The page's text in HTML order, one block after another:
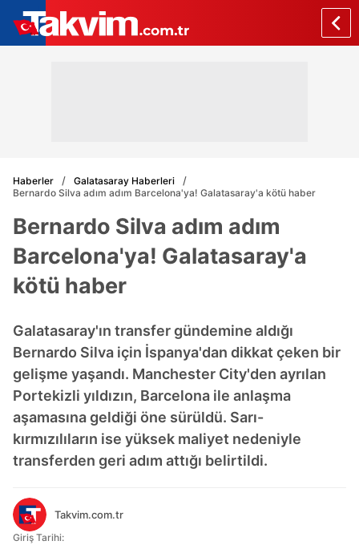
Haberler
Galatasaray Haberleri
Bernardo Silva adım adım Barcelona'ya! Galatasaray'a kötü haber
Bernardo Silva adım adım
Barcelona'ya! Galatasaray'a
kötü haber
Galatasaray'ın transfer gündemine aldığı
Bernardo Silva için İspanya'dan dikkat çeken bir
gelişme yaşandı. Manchester City'den ayrılan
Portekizli yıldızın, Barcelona ile anlaşma
aşamasına geldiği öne sürüldü. Sarı-
kırmızılıların ise yüksek maliyet nedeniyle
transferden geri adım attığı belirtildi.
Takvim.com.tr
Giriş Tarihi: